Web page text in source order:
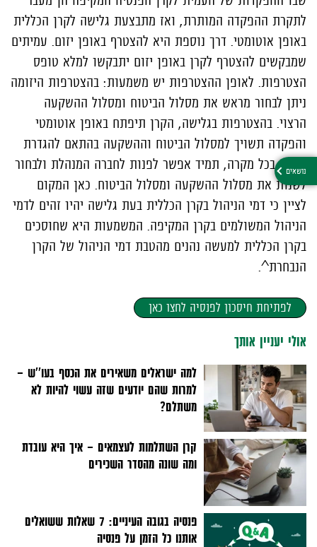
לתקרת ההפקדה המותרת, ואז מתבצעת גלישה לקרן הכללית
באופן אוטומטי. דרך נוספת היא להצטרף באופן יזום. עמיתים
שמבקשים להצטרף לקרן באופן יזום יתבקשו למלא טופס
הצטרפות. לאופן ההצטרפות יש משמעות: בהצטרפות היזומה
ניתן לבחור מראש את מסלול הביטוח ומסלול ההשקעה
הרצוי. בהצטרפות בגלישה, הקרן תיפתח באופן אוטומטי
והפקדה תשויך למסלול הביטוח וההשקעה בהתאם להגדרת
הקרן. בכל מקרה, תמיד אפשר לפנות לחברה המנהלת ולבחור
לשנות את מסלול ההשקעה ומסלול הביטוח. כאן המקום
לציין כי דמי הניהול בקרן הכללית בעת גלישה יהיו זהים לדמי
הניהול המשולמים בקרן המקיפה. המשמעות היא שחוסכים
בקרן הכללית למעשה נהנים מהטבת דמי הניהול של הקרן
הנבחרת^.
לפתיחת חיסכון לפנסיה לחצו כאן
אולי יעניין אותך
למה ישראלים משאירים את הכסף בעו''ש –
למרות שהם יודעים שזה עשוי להיות לא
משתלם?
קרן השתלמות לעצמאים - איך היא עובדת
ומה שונה מהסדר השכירים
פנסיה בגובה העיניים: 7 שאלות ששואלים
אותנו כל הזמן על פנסיה